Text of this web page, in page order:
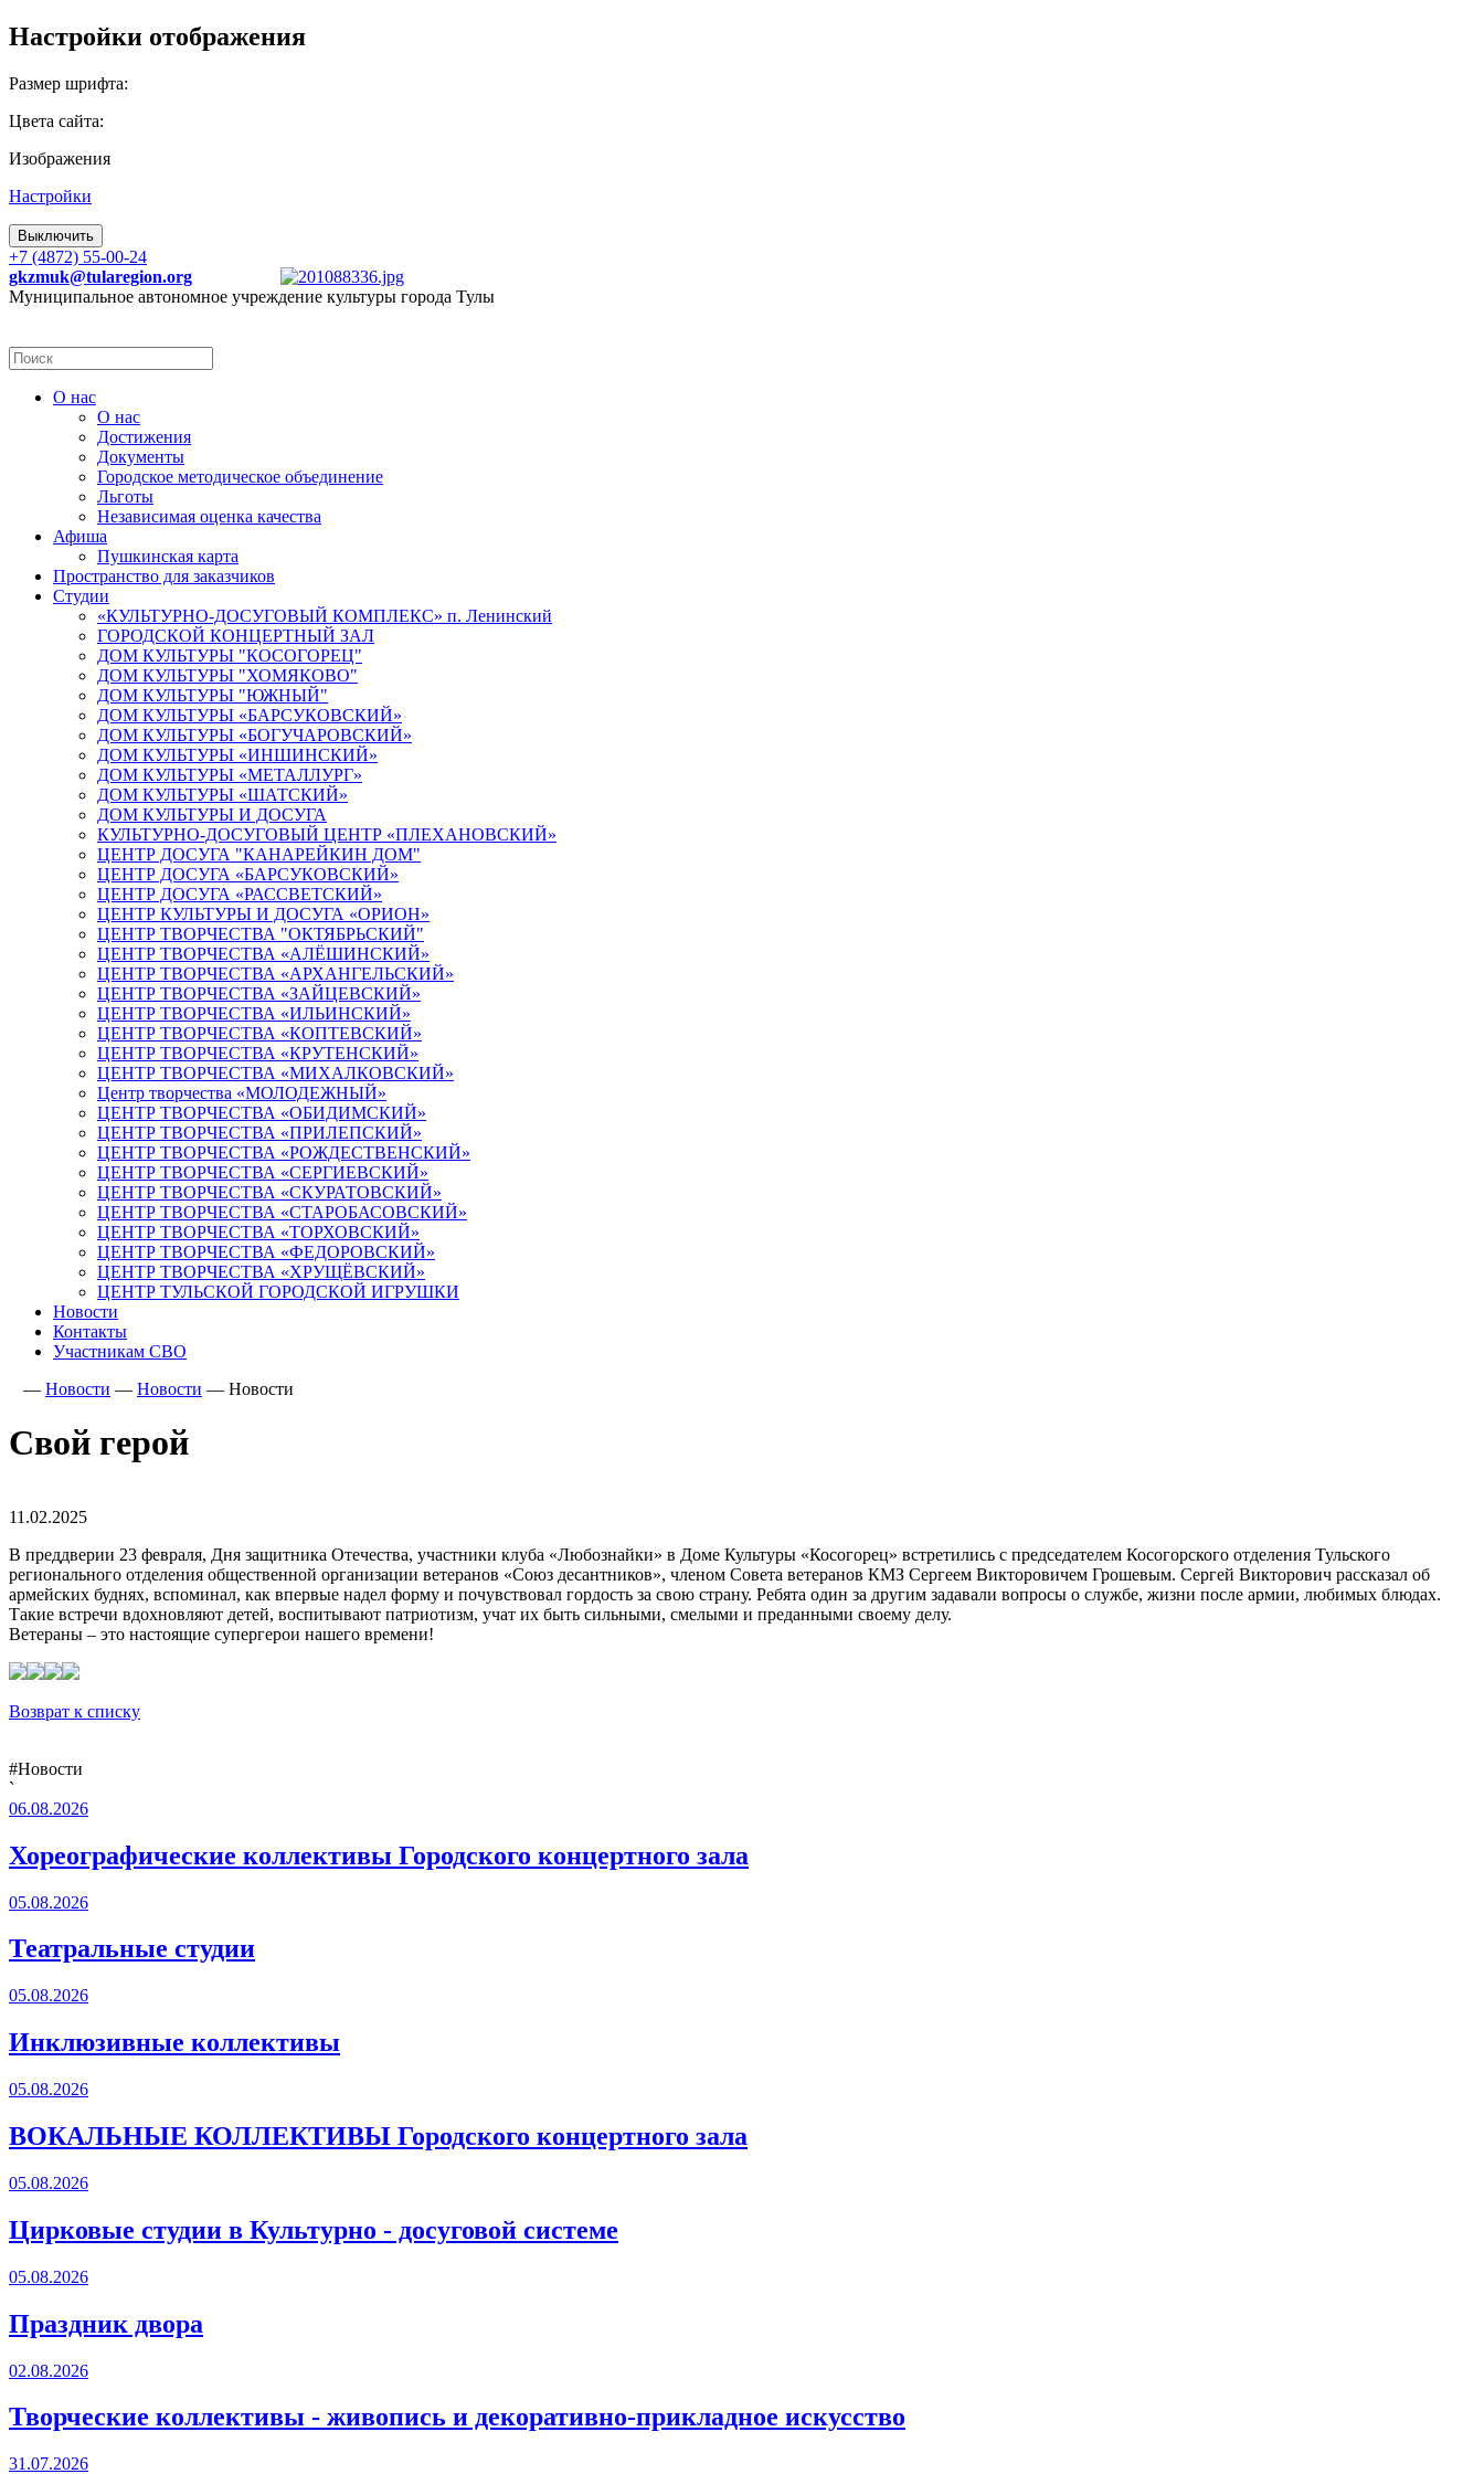
Настройки отображения
Размер шрифта:
Цвета сайта:
Изображения
Настройки
Выключить
+7 (4872) 55-00-24
gkzmuk@tularegion.org
Муниципальное автономное учреждение культуры города Тулы
О нас
О нас
Достижения
Документы
Городское методическое объединение
Льготы
Независимая оценка качества
Афиша
Пушкинская карта
Пространство для заказчиков
Студии
«КУЛЬТУРНО-ДОСУГОВЫЙ КОМПЛЕКС» п. Ленинский
ГОРОДСКОЙ КОНЦЕРТНЫЙ ЗАЛ
ДОМ КУЛЬТУРЫ "КОСОГОРЕЦ"
ДОМ КУЛЬТУРЫ "ХОМЯКОВО"
ДОМ КУЛЬТУРЫ "ЮЖНЫЙ"
ДОМ КУЛЬТУРЫ «БАРСУКОВСКИЙ»
ДОМ КУЛЬТУРЫ «БОГУЧАРОВСКИЙ»
ДОМ КУЛЬТУРЫ «ИНШИНСКИЙ»
ДОМ КУЛЬТУРЫ «МЕТАЛЛУРГ»
ДОМ КУЛЬТУРЫ «ШАТСКИЙ»
ДОМ КУЛЬТУРЫ И ДОСУГА
КУЛЬТУРНО-ДОСУГОВЫЙ ЦЕНТР «ПЛЕХАНОВСКИЙ»
ЦЕНТР ДОСУГА "КАНАРЕЙКИН ДОМ"
ЦЕНТР ДОСУГА «БАРСУКОВСКИЙ»
ЦЕНТР ДОСУГА «РАССВЕТСКИЙ»
ЦЕНТР КУЛЬТУРЫ И ДОСУГА «ОРИОН»
ЦЕНТР ТВОРЧЕСТВА "ОКТЯБРЬСКИЙ"
ЦЕНТР ТВОРЧЕСТВА «АЛЁШИНСКИЙ»
ЦЕНТР ТВОРЧЕСТВА «АРХАНГЕЛЬСКИЙ»
ЦЕНТР ТВОРЧЕСТВА «ЗАЙЦЕВСКИЙ»
ЦЕНТР ТВОРЧЕСТВА «ИЛЬИНСКИЙ»
ЦЕНТР ТВОРЧЕСТВА «КОПТЕВСКИЙ»
ЦЕНТР ТВОРЧЕСТВА «КРУТЕНСКИЙ»
ЦЕНТР ТВОРЧЕСТВА «МИХАЛКОВСКИЙ»
Центр творчества «МОЛОДЕЖНЫЙ»
ЦЕНТР ТВОРЧЕСТВА «ОБИДИМСКИЙ»
ЦЕНТР ТВОРЧЕСТВА «ПРИЛЕПСКИЙ»
ЦЕНТР ТВОРЧЕСТВА «РОЖДЕСТВЕНСКИЙ»
ЦЕНТР ТВОРЧЕСТВА «СЕРГИЕВСКИЙ»
ЦЕНТР ТВОРЧЕСТВА «СКУРАТОВСКИЙ»
ЦЕНТР ТВОРЧЕСТВА «СТАРОБАСОВСКИЙ»
ЦЕНТР ТВОРЧЕСТВА «ТОРХОВСКИЙ»
ЦЕНТР ТВОРЧЕСТВА «ФЕДОРОВСКИЙ»
ЦЕНТР ТВОРЧЕСТВА «ХРУЩЁВСКИЙ»
ЦЕНТР ТУЛЬСКОЙ ГОРОДСКОЙ ИГРУШКИ
Новости
Контакты
Участникам СВО
— Новости — Новости — Новости
Свой герой
11.02.2025
В преддверии 23 февраля, Дня защитника Отечества, участники клуба «Любознайки» в Доме Культуры «Косогорец» встретились с председателем Косогорского отделения Тульского
регионального отделения общественной организации ветеранов «Союз десантников», членом Совета ветеранов КМЗ Сергеем Викторовичем Грошевым. Сергей Викторович рассказал об
армейских буднях, вспоминал, как впервые надел форму и почувствовал гордость за свою страну. Ребята один за другим задавали вопросы о службе, жизни после армии, любимых блюдах.
Такие встречи вдохновляют детей, воспитывают патриотизм, учат их быть сильными, смелыми и преданными своему делу.
Ветераны – это настоящие супергерои нашего времени!
Возврат к списку
#Новости
`
06.08.2026
Хореографические коллективы Городского концертного зала
05.08.2026
Театральные студии
05.08.2026
Инклюзивные коллективы
05.08.2026
ВОКАЛЬНЫЕ КОЛЛЕКТИВЫ Городского концертного зала
05.08.2026
Цирковые студии в Культурно - досуговой системе
05.08.2026
Праздник двора
02.08.2026
Творческие коллективы - живопись и декоративно-прикладное искусство
31.07.2026